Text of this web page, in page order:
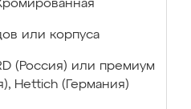
или корпуса
(Россия) или премиум
Hettich (Германия)